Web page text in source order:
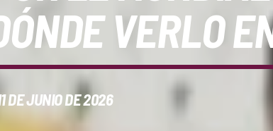
VERLO
DE JUNIO DE 2026